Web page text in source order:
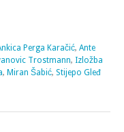
Perga Karačić, Ante
Trostmann, Izložba
, Miran Šabić, Stijepo Gleđ